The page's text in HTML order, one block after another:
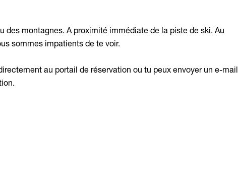
des montagnes. A proximité immédiate de la piste de ski. Au
sommes impatients de te voir.
au portail de réservation ou tu peux envoyer un e-mail